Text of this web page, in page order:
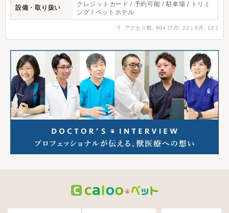
設備・取り扱い
クレジットカード / 予約可能 / 駐車場 / トリミ
ング / ペットホテル
↑ アクセス数: 604 [7月: 22 | 6月: 12 ]